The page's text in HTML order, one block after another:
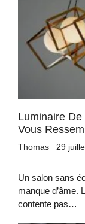
Luminaire De
Vous
Thomas 29
Un salon sans
manque d’âme.
contente pas…